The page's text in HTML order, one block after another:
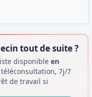
tout de suite ?
disponibleen
7j/7
de travail si